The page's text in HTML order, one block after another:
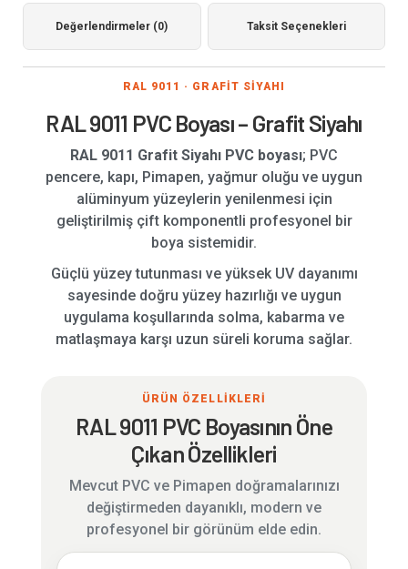
Değerlendirmeler (0) Taksit Seçenekleri
RAL 9011 · GRAFİT SİYAHI
RAL 9011 PVC Boyası – Grafit Siyahı
RAL 9011 Grafit Siyahı PVC boyası; PVC
pencere, kapı, Pimapen, yağmur oluğu ve uygun
alüminyum yüzeylerin yenilenmesi için
geliştirilmiş çift komponentli profesyonel bir
boya sistemidir.
Güçlü yüzey tutunması ve yüksek UV dayanımı
sayesinde doğru yüzey hazırlığı ve uygun
uygulama koşullarında solma, kabarma ve
matlaşmaya karşı uzun süreli koruma sağlar.
ÜRÜN ÖZELLİKLERİ
RAL 9011 PVC Boyasının Öne
Çıkan Özellikleri
Mevcut PVC ve Pimapen doğramalarınızı
değiştirmeden dayanıklı, modern ve
profesyonel bir görünüm elde edin.